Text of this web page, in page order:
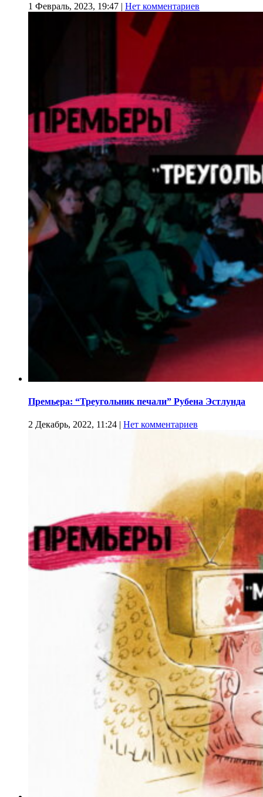
1 Февраль, 2023, 19:47 | Нет комментариев
Премьера: “Треугольник печали” Рубена Эстлунда
2 Декабрь, 2022, 11:24 | Нет комментариев